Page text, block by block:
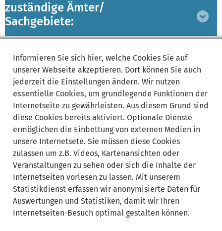
zuständige Ämter/
Sachgebiete:
Bereich
ausklappen
Lebenslagen:
Synonyme:
Lkw-Fahrverbot in der Ferienreisezeit
Informieren Sie sich hier, welche Cookies Sie auf
unserer Webseite akzeptieren. Dort können Sie auch
jederzeit die Einstellungen ändern. Wir nutzen
essentielle Cookies, um grundlegende Funktionen der
Internetseite zu gewährleisten. Aus diesem Grund sind
diese Cookies bereits aktiviert. Optionale Dienste
ermöglichen die Einbettung von externen Medien in
unsere Internetsete. Sie müssen diese Cookies
zulassen um z.B. Videos, Kartenansichten oder
Veranstaltungen zu sehen oder sich die Inhalte der
Internetseiten vorlesen zu lassen. Mit unserem
Statistikdienst erfassen wir anonymisierte Daten für
Auswertungen und Statistiken, damit wir Ihren
Internetseiten-Besuch optimal gestalten können.